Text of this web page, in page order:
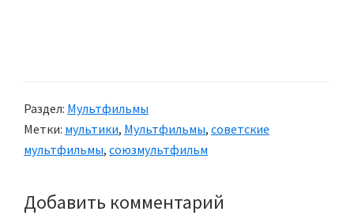
Раздел: Мультфильмы
Метки: мультики, Мультфильмы, советские
мультфильмы, союзмультфильм
Reader
Добавить комментарий